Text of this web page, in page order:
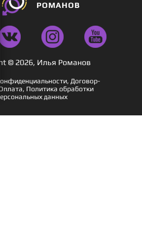
РОМАНОВ
© 2026, Илья Романов
Договор-
Политика обработки
данных